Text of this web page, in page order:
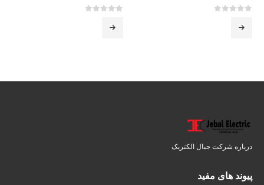
درباره شرکت جبال الکتریک
پیوند های مفید